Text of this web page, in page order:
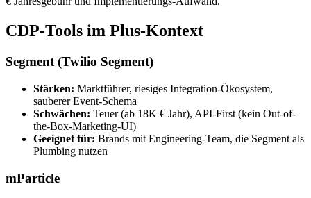
CDP-Tools im Plus-Kontext
Segment (Twilio Segment)
Stärken: Marktführer, riesiges Integration-Ökosystem,
sauberer Event-Schema
Schwächen: Teuer (ab 18K € Jahr), API-First (kein Out-of-
the-Box-Marketing-UI)
Geeignet für: Brands mit Engineering-Team, die Segment als
Plumbing nutzen
mParticle